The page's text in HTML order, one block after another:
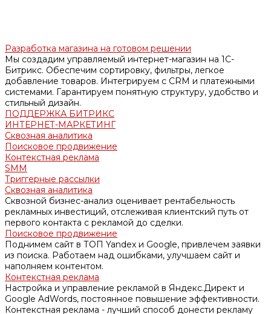
Разработка магазина на готовом решении
Мы создадим управляемый интернет-магазин на 1С-
Битрикс. Обеспечим сортировку, фильтры, легкое
добавление товаров. Интегрируем с CRM и платежными
системами. Гарантируем понятную структуру, удобство и
стильный дизайн.
ПОДДЕРЖКА БИТРИКС
ИНТЕРНЕТ-МАРКЕТИНГ
Сквозная аналитика
Поисковое продвижение
Контекстная реклама
SMM
Триггерные рассылки
Сквозная аналитика
Сквозной бизнес-анализ оценивает рентабельность
рекламных инвестиций, отслеживая клиентский путь от
первого контакта с рекламой до сделки.
Поисковое продвижение
Поднимем сайт в ТОП Yandex и Google, привлечем заявки
из поиска. Работаем над ошибками, улучшаем сайт и
наполняем контентом.
Контекстная реклама
Настройка и управление рекламой в Яндекс.Директ и
Google AdWords, постоянное повышение эффективности.
Контекстная реклама - лучший способ донести рекламу